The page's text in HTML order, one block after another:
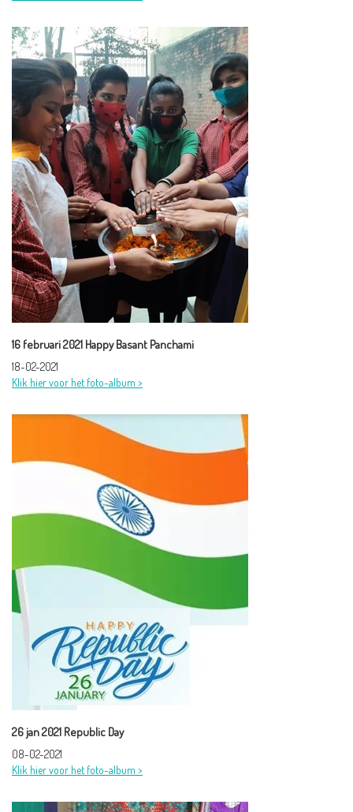
16 februari 2021 Happy Basant Panchami
18-02-2021
Klik hier voor het foto-album >
26 jan 2021 Republic Day
08-02-2021
Klik hier voor het foto-album >